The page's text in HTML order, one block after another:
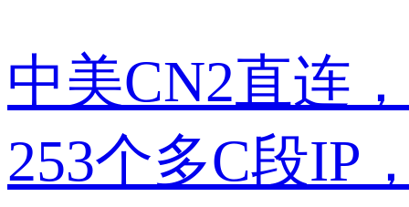
中美CN2直连
253个多C段IP